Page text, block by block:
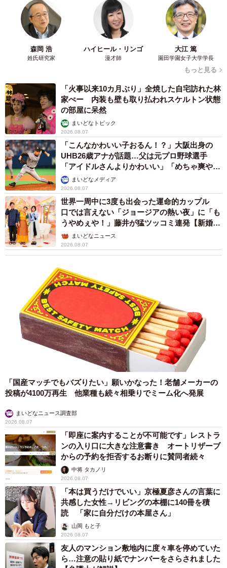
森岡 浩
姓氏研究家
ハイヒール・リンゴ
漫才師
大江 篤
園田学園女子大学学長
もっと見る
「火事以来10カ月ぶり」全焼した自宅訪れた林
家ぺー 内装も壁も取り払われスケルトン状態
の部屋に呆然
まいどなトピック
2026.08.07
「こんなかわいい子おるん！？」大阪出身の
UHB26歳アナが話題…父は元プロ野球選手
「アイドルさんよりかわいい」「めちゃ爽や
か」まいどなメディア
2026.08.07
世界一周中に3度も出会った運命的カップル
口では言えない「ジョージアの熱い夜」に「も
うやめぇや！」藤井が猛ツッコミ連発【新婚さ
ん】まいどなニュース
2026.08.07
「国産マッチでもバズりたい」願いかなった！老舗メーカーの
投稿が4100万再生 他業種も続々相乗りでミーム化へ発展
まいどなニュース調査部
2026.08.07
「即座に案内することが不可能です」レストラ
ンの入り口に大きな注意書き オートリザーブ
からの予約を拒否するお断りに賛同者続々
中将 タカノリ
2026.08.07
「本は買うだけでいい」京極夏彦さんの言葉に
共感した女性→リビングの本棚に140冊を積
読 「家に自分だけの本屋さん」
山岡 もと子
2026.08.07
友人のマンション敷地内に度々車を停めていた
ら…注意の貼り紙でナンバーをさらされました